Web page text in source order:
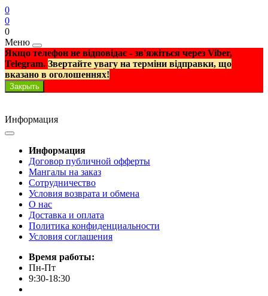
0
0
0
Меню
Якщо телефон не відповідає - зв'яжіться через Viber,
Telegram. Звертайте увагу на терміни відправки, що
вказано в оголошеннях!
Закрыть
Информация
Информация
Договор публичной офферты
Мангалы на заказ
Сотрудничество
Условия возврата и обмена
О нас
Доставка и оплата
Политика конфиденциальности
Условия соглашения
Время работы:
Пн-Пт
9:30-18:30